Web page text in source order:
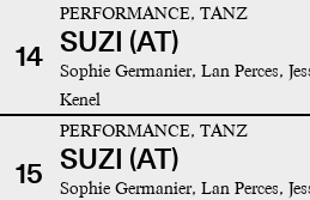
14
PERFORMANCE, TANZ
SUZI (AT)
Sophie Germanier, Lan Perces,
Kenel
15
PERFORMANCE, TANZ
SUZI (AT)
Sophie Germanier, Lan Perces,